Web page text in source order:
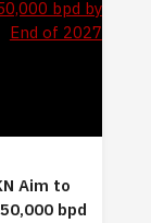
Aim to
bpd